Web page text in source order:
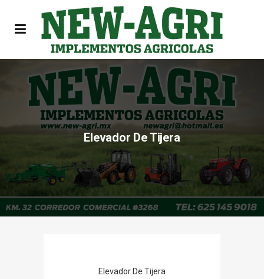
Elevador De Tijera
Elevador De Tijera